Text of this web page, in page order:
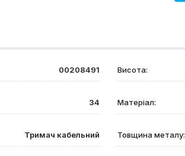
00208491 Висота:
34 Матеріал:
Тримач кабельний Товщина металу: